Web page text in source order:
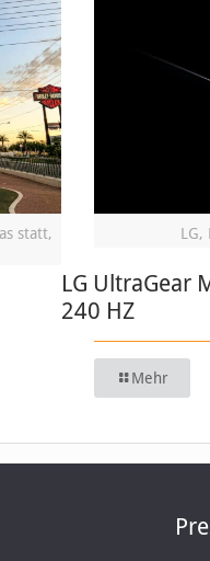
statt,
LG,
LG UltraGear
240 HZ
Mehr